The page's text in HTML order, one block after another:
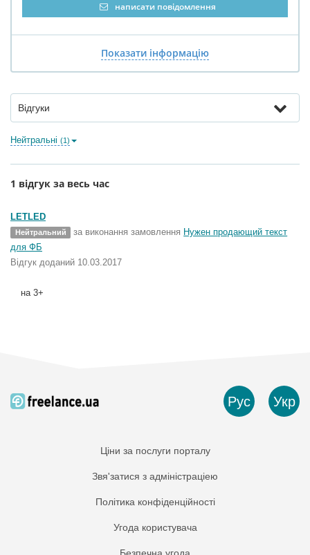
написати повідомлення
Показати інформацію
Відгуки
Нейтральні (1)
1 відгук за весь час
LETLED
Нейтральний за виконання замовлення Нужен продающий текст
для ФБ
Відгук доданий 10.03.2017
на 3+
Рус Укр
Ціни за послуги порталу
Звя'затися з адміністраціею
Політика конфіденційності
Угода користувача